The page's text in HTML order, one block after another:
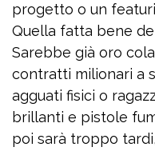
progetto o un
Quella fatta bene
Sarebbe già oro
contratti milionari a
agguati fisici o
brillanti e pistole
poi sarà troppo